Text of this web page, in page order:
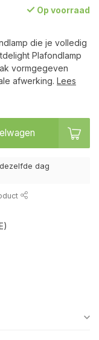
Op voorraad
die je volledig
Plafondlamp
vormgegeven
afwerking. Lees
dag